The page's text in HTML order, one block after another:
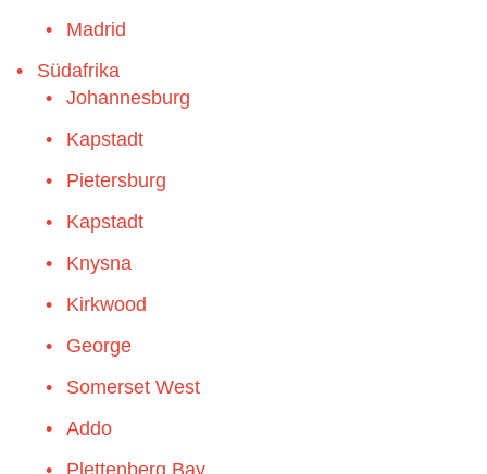
Madrid
Südafrika
Johannesburg
Kapstadt
Pietersburg
Kapstadt
Knysna
Kirkwood
George
Somerset West
Addo
Plettenberg Bay